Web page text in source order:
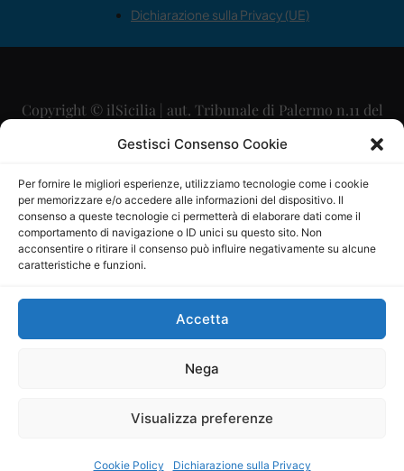
Gestisci Consenso Cookie
Per fornire le migliori esperienze, utilizziamo tecnologie come i cookie
per memorizzare e/o accedere alle informazioni del dispositivo. Il
consenso a queste tecnologie ci permetterà di elaborare dati come il
comportamento di navigazione o ID unici su questo sito. Non
acconsentire o ritirare il consenso può influire negativamente su alcune
caratteristiche e funzioni.
Accetta
Nega
Visualizza preferenze
Cookie Policy Dichiarazione sulla Privacy
Dichiarazione sulla Privacy (UE)
Copyright © ilSicilia | aut. Tribunale di Palermo n.11 del
29/09/2015
Direttore Editoriale: Maurizio Scaglione
Direttore Responsabile: Maria Calabrese
P.IVA: 06334930820
Mercurio Comunicazione Società Cooperativa a r.l. è
iscritta al Registro degli Operatori di Comunicazione al
Sito gestito daLa Digitale srl–info@ladigitale.it